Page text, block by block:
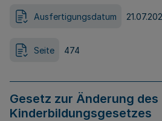
Ausfertigungsdatum
Seite 474
Gesetz zur Änderung des
Kinderbildungsgesetzes